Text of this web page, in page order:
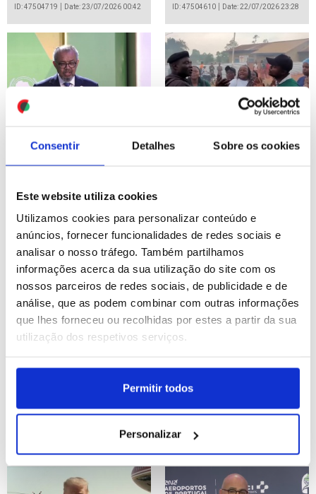
Consentir Detalhes Sobre os cookies
Este website utiliza cookies
Utilizamos cookies para personalizar conteúdo e
anúncios, fornecer funcionalidades de redes sociais e
analisar o nosso tráfego. Também partilhamos
informações acerca da sua utilização do site com os
nossos parceiros de redes sociais, de publicidade e de
análise, que as podem combinar com outras informações
que lhes forneceu ou recolhidas por estes a partir da sua
utilização dos respetivos serviços.
Permitir todos
Personalizar
ID: 47504719 Date: 23/07/2026 00:42 ID: 47504610 Date: 22/07/2026 23:28
África tem de reforçar
financiamento - Líderes
ID: 47504576 Date: 22/07/2026 23:19
Ébola: Epidemia já matou
ID: 47503815 Date: 22/07/2026 19:32
abandonar as casas
Iorque propõe que
julgamento de Maduro
2027
ID: 47502773